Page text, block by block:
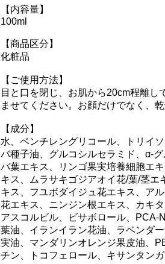
【内容量】
100ml
【商品区分】
化粧品
【ご使用方法】
目と口を閉じ、お肌から20cm程離し
ませてください。お顔だけでなく、
【成分】
水、ペンチレングリコール、トリイ
バ種子油、グルコシルセラミド、α-
バ葉エキス、リンゴ果実培養細胞エ
キス、ムラサキゴジアオイ花/葉/茎
キス、フユボダイジュ花エキス、ア
花エキス、ニンジン根エキス、カキ
アスコルビル、ビサボロール、PCA-
葉油、イランイラン花油、ラベンダ
実油、マンダリンオレンジ果皮油、
チン、トコフェロール、キサンタン